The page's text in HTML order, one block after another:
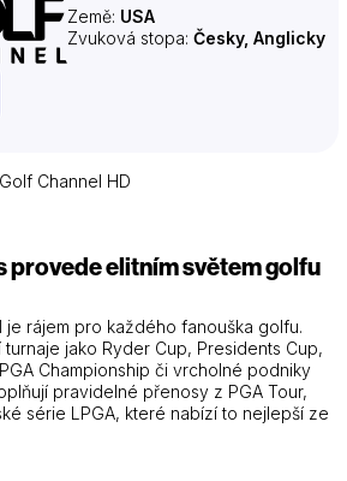
Země: USA
Zvuková stopa: Česky, Anglicky
Golf Channel HD
provede elitním světem golfu
je rájem pro každého fanouška golfu.
jako Ryder Cup, Presidents Cup,
Championship či vrcholné podniky
pravidelné přenosy z PGA Tour,
série LPGA, které nabízí to nejlepší ze